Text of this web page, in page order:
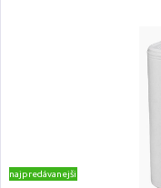
najpredávanejšie